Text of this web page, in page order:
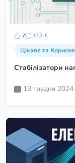
7 1 1
Цікаве та Корисне
Стабілізатори
13 грудня 2024